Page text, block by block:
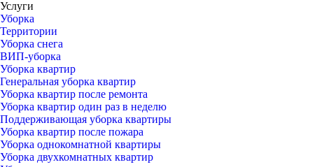
Услуги
Уборка
Территории
Уборка снега
ВИП-уборка
Уборка квартир
Генеральная уборка квартир
Уборка квартир после ремонта
Уборка квартир один раз в неделю
Поддерживающая уборка квартиры
Уборка квартир после пожара
Уборка однокомнатной квартиры
Уборка двухкомнатных квартир